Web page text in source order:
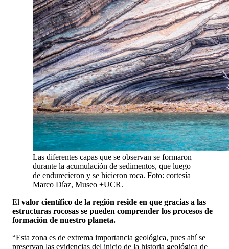
Las diferentes capas que se observan se formaron
durante la acumulación de sedimentos, que luego
de endurecieron y se hicieron roca. Foto: cortesía
Marco Díaz, Museo +UCR.
El valor científico de la región reside en que gracias a las
estructuras rocosas se pueden comprender los procesos de
formación de nuestro planeta.
“Esta zona es de extrema importancia geológica, pues ahí se
preservan las evidencias del inicio de la historia geológica de